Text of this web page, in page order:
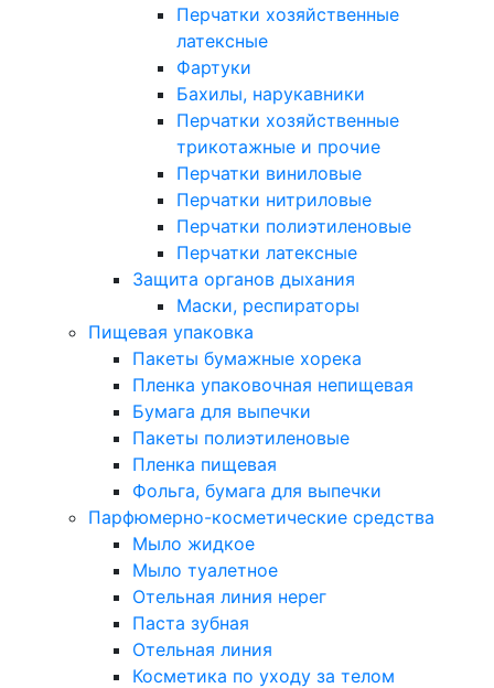
Перчатки хозяйственные
латексные
Фартуки
Бахилы, нарукавники
Перчатки хозяйственные
трикотажные и прочие
Перчатки виниловые
Перчатки нитриловые
Перчатки полиэтиленовые
Перчатки латексные
Защита органов дыхания
Маски, респираторы
Пищевая упаковка
Пакеты бумажные хорека
Пленка упаковочная непищевая
Бумага для выпечки
Пакеты полиэтиленовые
Пленка пищевая
Фольга, бумага для выпечки
Парфюмерно-косметические средства
Мыло жидкое
Мыло туалетное
Отельная линия нерег
Паста зубная
Отельная линия
Косметика по уходу за телом